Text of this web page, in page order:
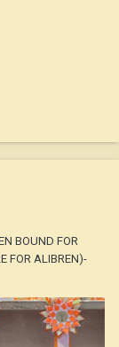
BOUND FOR
FOR ALIBREN)-